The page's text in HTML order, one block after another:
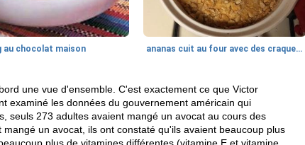
au chocolat maison ananas cuit au four avec des craquelins
une vue d'ensemble. C'est exactement ce que Victor
examiné les données du gouvernement américain qui
seuls 273 adultes avaient mangé un avocat au cours des
un avocat, ils ont constaté qu'ils avaient beaucoup plus